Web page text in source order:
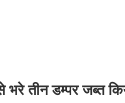
भरे तीन डम्पर जब्त